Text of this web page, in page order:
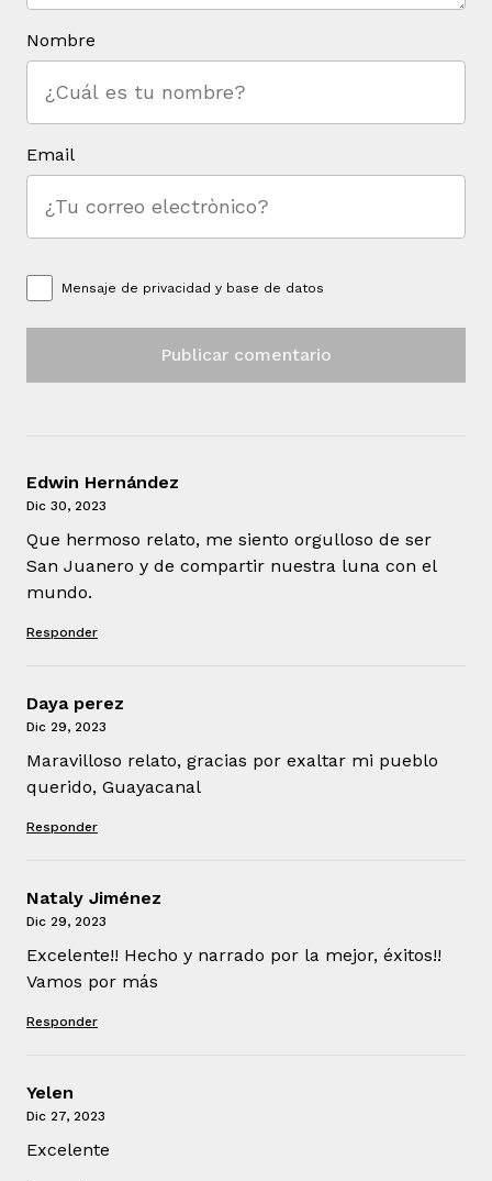
Nombre
Email
Mensaje de privacidad y base de datos
Edwin Hernández
Dic 30, 2023
Que hermoso relato, me siento orgulloso de ser
San Juanero y de compartir nuestra luna con el
mundo.
Responder
Daya perez
Dic 29, 2023
Maravilloso relato, gracias por exaltar mi pueblo
querido, Guayacanal
Responder
Nataly Jiménez
Dic 29, 2023
Excelente!! Hecho y narrado por la mejor, éxitos!!
Vamos por más
Responder
Yelen
Dic 27, 2023
Excelente